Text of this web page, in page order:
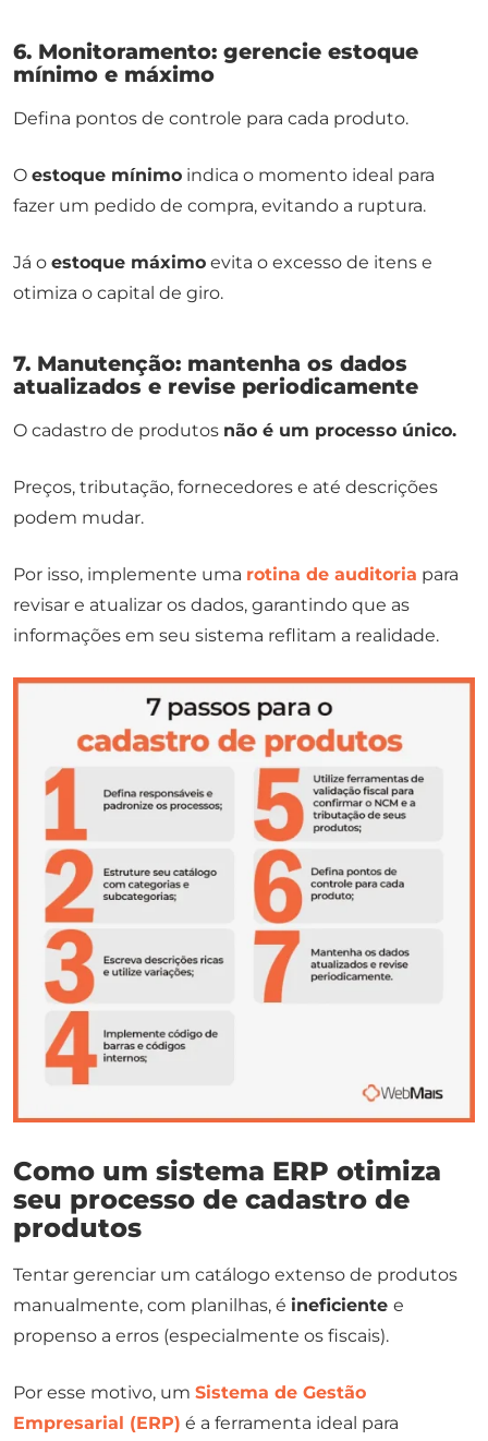
6. Monitoramento: gerencie estoque
mínimo e máximo
Defina pontos de controle para cada produto.
O estoque mínimo indica o momento ideal para
fazer um pedido de compra, evitando a ruptura.
Já o estoque máximo evita o excesso de itens e
otimiza o capital de giro.
7. Manutenção: mantenha os dados
atualizados e revise periodicamente
O cadastro de produtos não é um processo único.
Preços, tributação, fornecedores e até descrições
podem mudar.
Por isso, implemente uma rotina de auditoria para
revisar e atualizar os dados, garantindo que as
informações em seu sistema reflitam a realidade.
Como um sistema ERP otimiza
seu processo de cadastro de
produtos
Tentar gerenciar um catálogo extenso de produtos
manualmente, com planilhas, é ineficiente e
propenso a erros (especialmente os fiscais).
Por esse motivo, um Sistema de Gestão
Empresarial (ERP) é a ferramenta ideal para